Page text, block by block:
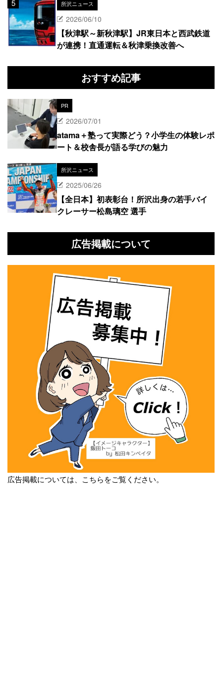
所沢ニュース
2026/06/10
【秋津駅～新秋津駅】JR東日本と西武鉄道
が連携！直通運転＆秋津乗換改善へ
おすすめ記事
PR
2026/07/01
atama＋塾って実際どう？小学生の体験レポ
ート＆校舎長が語る学びの魅力
所沢ニュース
2025/06/26
【全日本】初表彰台！所沢出身の若手バイ
クレーサー松島璃空 選手
広告掲載について
広告掲載については、こちらをご覧ください。